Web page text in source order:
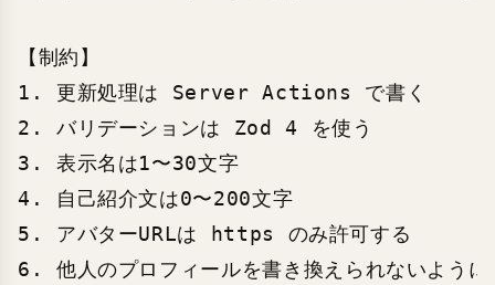
【制約】
1. 更新処理は Server Actions で書く
2. バリデーションは Zod 4 を使う
3. 表示名は1〜30文字
4. 自己紹介文は0〜200文字
5. アバターURLは https のみ許可する
6. 他人のプロフィールを書き換えられないように